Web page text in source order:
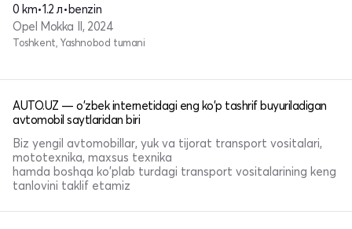
0 km•1.2 л•benzin
Opel Mokka II, 2024
Toshkent, Yashnobod tumani
AUTO.UZ — o'zbek internetidagi eng ko'p tashrif buyuriladigan
avtomobil saytlaridan biri
Biz yengil avtomobillar, yuk va tijorat transport vositalari,
mototexnika, maxsus texnika
hamda boshqa ko'plab turdagi transport vositalarining keng
tanlovini taklif etamiz